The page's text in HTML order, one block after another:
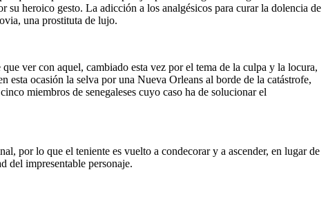
heroico gesto. La adicción a los analgésicos para curar la dolencia de
una prostituta de lujo.
ver con aquel, cambiado esta vez por el tema de la culpa y la locura,
esta ocasión la selva por una Nueva Orleans al borde de la catástrofe,
miembros de senegaleses cuyo caso ha de solucionar el
por lo que el teniente es vuelto a condecorar y a ascender, en lugar de
del impresentable personaje.